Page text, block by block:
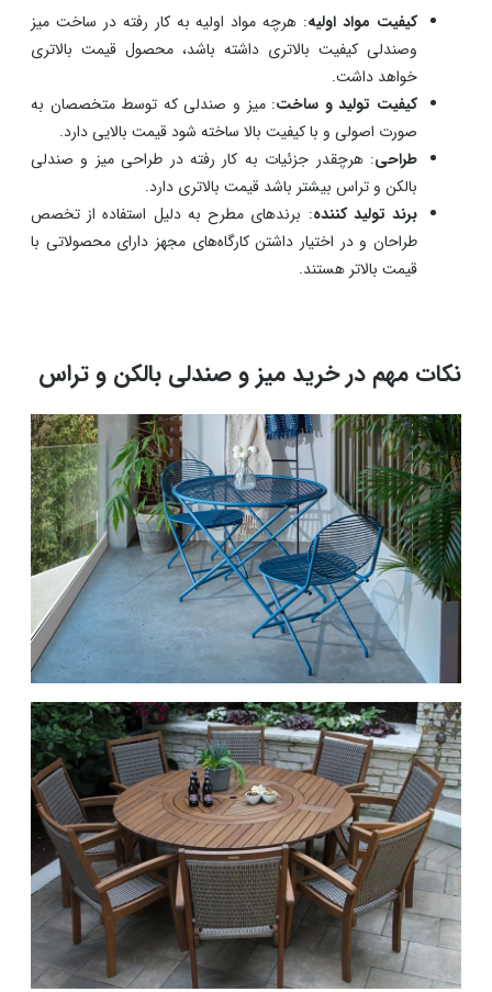
کیفیت مواد اولیه: هرچه مواد اولیه به کار رفته در ساخت میز
وصندلی کیفیت بالاتری داشته باشد، محصول قیمت بالاتری
خواهد داشت.
کیفیت تولید و ساخت: میز و صندلی که توسط متخصصان به
صورت اصولی و با کیفیت بالا ساخته شود قیمت بالایی دارد.
طراحی: هرچقدر جزئیات به کار رفته در طراحی میز و صندلی
بالکن و تراس بیشتر باشد قیمت بالاتری دارد.
برند تولید کننده: برندهای مطرح به دلیل استفاده از تخصص
طراحان و در اختیار داشتن کارگاه‌های مجهز دارای محصولاتی با
قیمت بالاتر هستند.
نکات مهم در خرید میز و صندلی بالکن و تراس